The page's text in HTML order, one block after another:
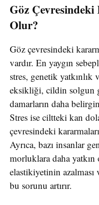
Göz
Olur?
Göz çevresindeki
vardır. En yaygın
stres, genetik yatkınlık
eksikliği, cildin solgun
damarların daha
Stres ise ciltteki kan
çevresindeki
Ayrıca, bazı insanlar
morluklara daha
elastikiyetinin
bu sorunu artırır.